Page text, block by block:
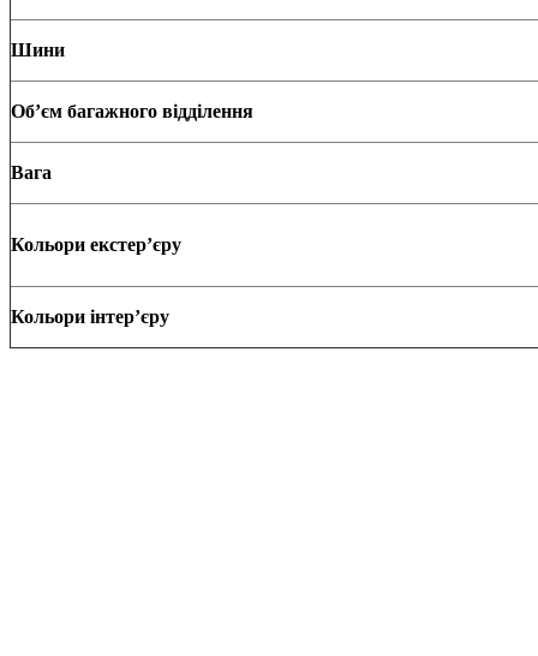
Шини
Об’єм багажного відділення
Вага
Кольори екстер’єру
Кольори інтер’єру